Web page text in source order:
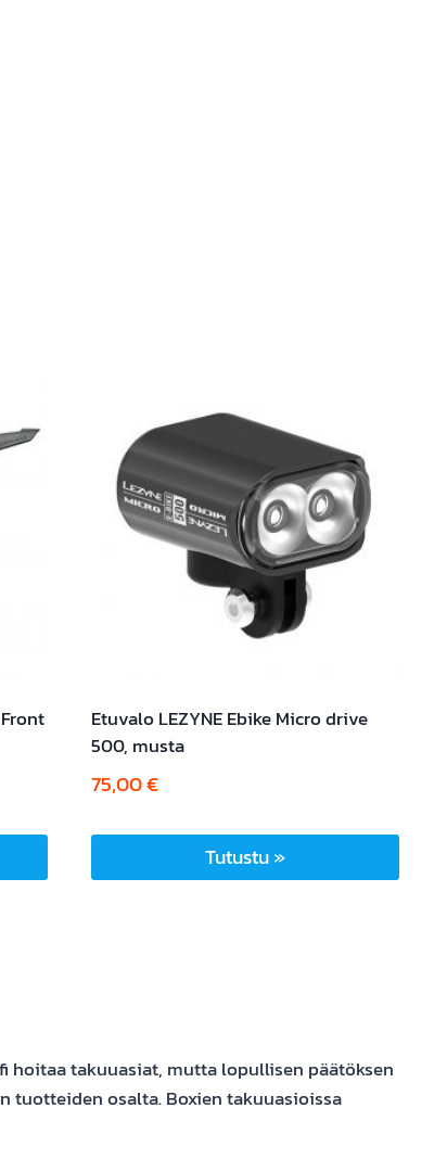
Etuvalo LEZYNE Ebike Micro drive
500, musta
75,00€
Tutustu »
hoitaa takuuasiat, mutta lopullisen päätöksen
tuotteiden osalta. Boxien takuuasioissa